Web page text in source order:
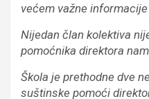
većem važne
Nijedan član kolektiva
pomoćnika direktora
Škola je prethodne dve
suštinske pomoći